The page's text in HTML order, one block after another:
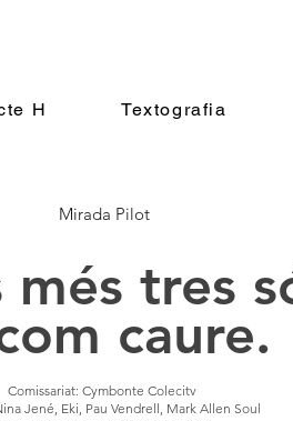
H Textografia
Mirada Pilot
tres
caure.
Comissariat: Cymbonte Colecitv
Jené, Eki, Pau Vendrell, Mark Allen Soul